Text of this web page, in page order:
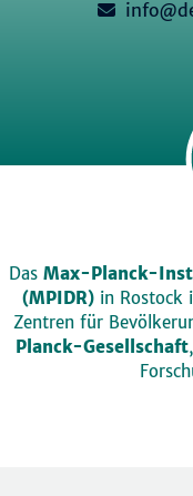
Das Max-Planck-
(MPIDR)in Rostock
Zentren für
Planck-Gesellschaft